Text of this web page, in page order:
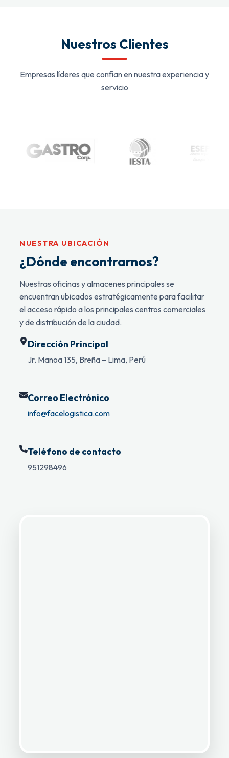
Nuestros Clientes
Empresas líderes que confían en nuestra experiencia y
servicio
NUESTRA UBICACIÓN
¿Dónde encontrarnos?
Nuestras oficinas y almacenes principales se
encuentran ubicados estratégicamente para facilitar
el acceso rápido a los principales centros comerciales
y de distribución de la ciudad.
Dirección Principal
Jr. Manoa 135, Breña – Lima, Perú
Correo Electrónico
info@facelogistica.com
Teléfono de contacto
951298496